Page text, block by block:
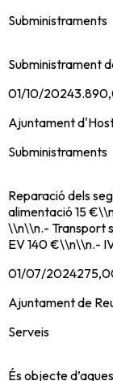
Subministraments
Subministrament
01/10/2024
Ajuntament
Subministraments
Reparació dels
alimentació 15
\\n\\n.- Transport
EV 140 €\\n\\n.-
01/07/2024
Ajuntament de
Serveis
És objecte